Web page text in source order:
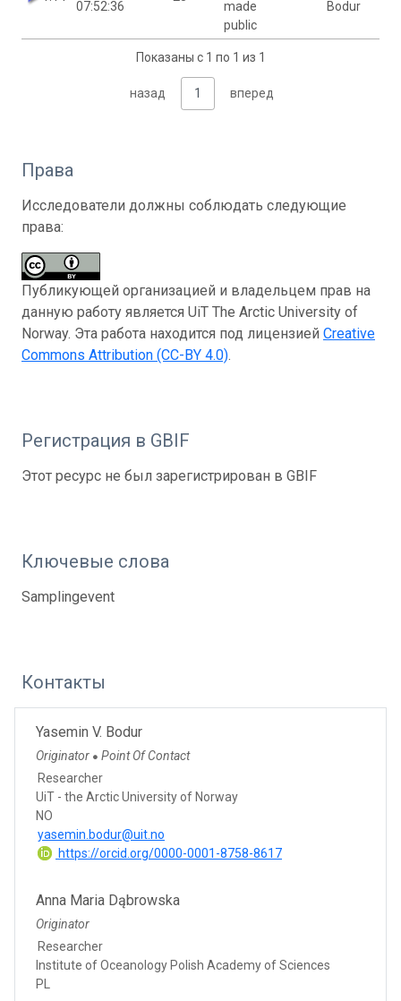
07:52:36
made
public
Bodur
Показаны с 1 по 1 из 1
назад 1 вперед
Права
Исследователи должны соблюдать следующие
права:
Публикующей организацией и владельцем прав на
данную работу является UiT The Arctic University of
Norway. Эта работа находится под лицензией Creative
Commons Attribution (CC-BY 4.0).
Регистрация в GBIF
Этот ресурс не был зарегистрирован в GBIF
Ключевые слова
Samplingevent
Контакты
Yasemin V. Bodur
Originator ● Point Of Contact
Researcher
UiT - the Arctic University of Norway
NO
yasemin.bodur@uit.no
https://orcid.org/0000-0001-8758-8617
Anna Maria Dąbrowska
Originator
Researcher
Institute of Oceanology Polish Academy of Sciences
PL